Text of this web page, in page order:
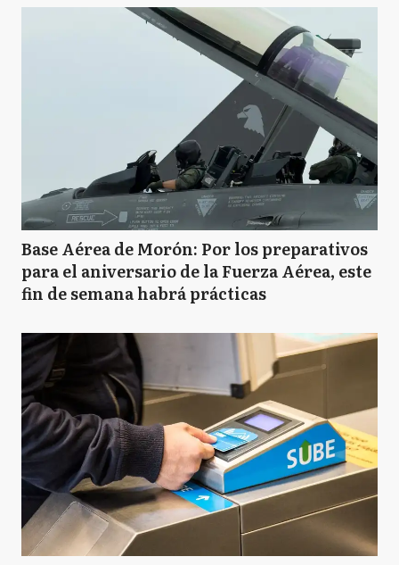
Base Aérea de Morón: Por los preparativos
para el aniversario de la Fuerza Aérea, este
fin de semana habrá prácticas